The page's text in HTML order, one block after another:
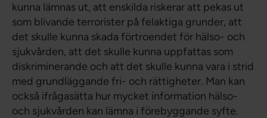
kunna lämnas ut, att enskilda riskerar att pekas ut
som blivande terrorister på felaktiga grunder, att
det skulle kunna skada förtroendet för hälso- och
sjukvården, att det skulle kunna uppfattas som
diskriminerande och att det skulle kunna vara i strid
med grundläggande fri- och rättigheter. Man kan
också ifrågasätta hur mycket information hälso-
och sjukvården kan lämna i förebyggande syfte.